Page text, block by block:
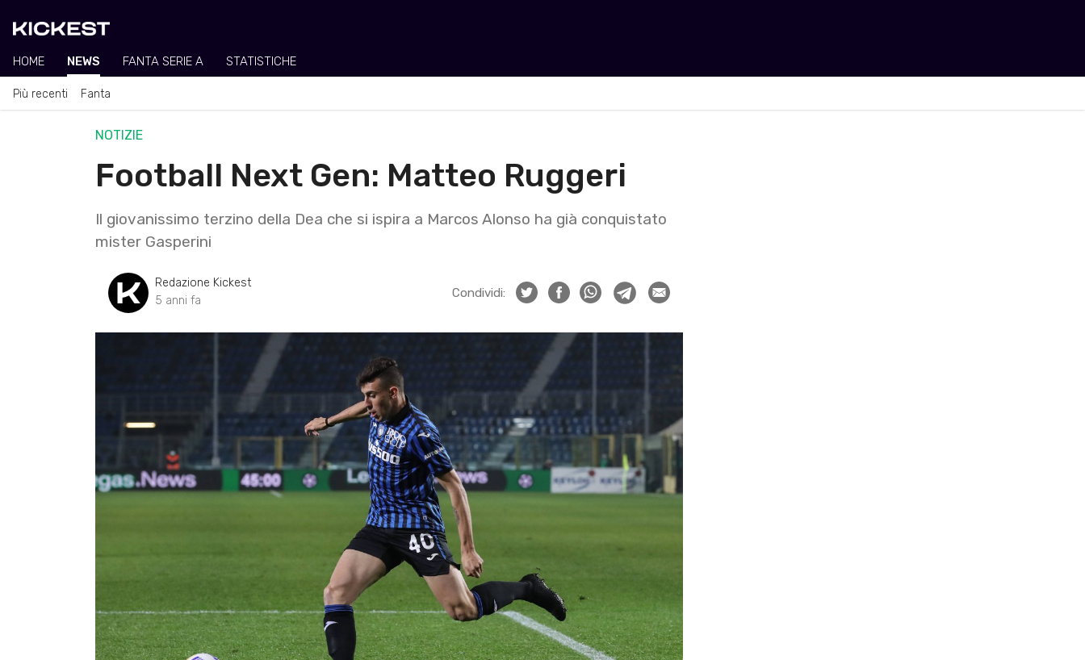
HOME NEWS FANTA SERIE A STATISTICHE
Più recenti Fanta
NOTIZIE
Football Next Gen: Matteo Ruggeri
Il giovanissimo terzino della Dea che si ispira a Marcos Alonso ha già conquistato
mister Gasperini
Redazione Kickest
5 anni fa
Condividi: